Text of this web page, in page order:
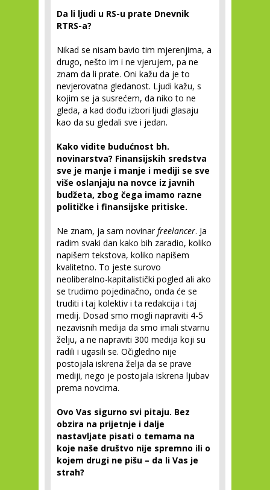
Da li ljudi u RS-u prate Dnevnik
RTRS-a?
Nikad se nisam bavio tim mjerenjima, a
drugo, nešto im i ne vjerujem, pa ne
znam da li prate. Oni kažu da je to
nevjerovatna gledanost. Ljudi kažu, s
kojim se ja susrećem, da niko to ne
gleda, a kad dođu izbori ljudi glasaju
kao da su gledali sve i jedan.
Kako vidite budućnost bh.
novinarstva? Finansijskih sredstva
sve je manje i manje i mediji se sve
više oslanjaju na novce iz javnih
budžeta, zbog čega imamo razne
političke i finansijske pritiske.
Ne znam, ja sam novinarfreelancer. Ja
radim svaki dan kako bih zaradio, koliko
napišem tekstova, koliko napišem
kvalitetno. To jeste surovo
neoliberalno-kapitalistički pogled ali ako
se trudimo pojedinačno, onda će se
truditi i taj kolektiv i ta redakcija i taj
medij. Dosad smo mogli napraviti 4-5
nezavisnih medija da smo imali stvarnu
želju, a ne napraviti 300 medija koji su
radili i ugasili se. Očigledno nije
postojala iskrena želja da se prave
mediji, nego je postojala iskrena ljubav
prema novcima.
Ovo Vas sigurno svi pitaju. Bez
obzira na prijetnje i dalje
nastavljate pisati o temama na
koje naše društvo nije spremno ili o
kojem drugi ne pišu – da li Vas je
strah?